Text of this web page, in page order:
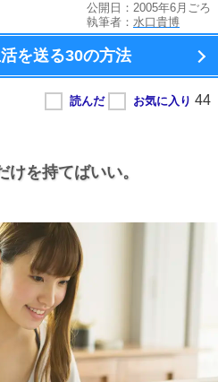
公開日：2005年6月ごろ
執筆者： 水口貴博
を送る30の方法
けを持てばいい。